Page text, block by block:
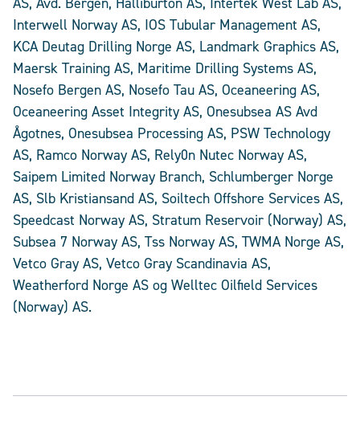
Interwell Norway AS, IOS Tubular Management AS,
KCA Deutag Drilling Norge AS, Landmark Graphics AS,
Maersk Training AS, Maritime Drilling Systems AS,
Nosefo Bergen AS, Nosefo Tau AS, Oceaneering AS,
Oceaneering Asset Integrity AS, Onesubsea AS Avd
Ågotnes, Onesubsea Processing AS, PSW Technology
AS, Ramco Norway AS, Rely0n Nutec Norway AS,
Saipem Limited Norway Branch, Schlumberger Norge
AS, Slb Kristiansand AS, Soiltech Offshore Services AS,
Speedcast Norway AS, Stratum Reservoir (Norway) AS,
Subsea 7 Norway AS, Tss Norway AS, TWMA Norge AS,
Vetco Gray AS, Vetco Gray Scandinavia AS,
Weatherford Norge AS og Welltec Oilfield Services
(Norway) AS.